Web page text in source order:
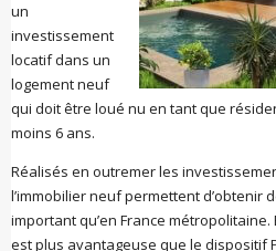
un
investissement
locatif dans un
logement neuf
qui doit être loué nu en tant que
moins 6 ans.
Réalisés en outremer les
l’immobilier neuf permettent d’obtenir
important qu’en France
est plus avantageuse que le dispositif